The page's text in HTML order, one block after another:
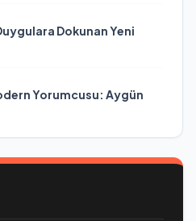
Dokunan Yeni
Yorumcusu: Aygün